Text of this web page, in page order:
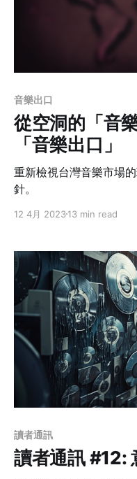
音樂出口
從空洞的「音
「音樂出口」
重新檢視台灣音樂市場
針。
12 4月 202313 min read
讀者通訊
讀者通訊 #12: